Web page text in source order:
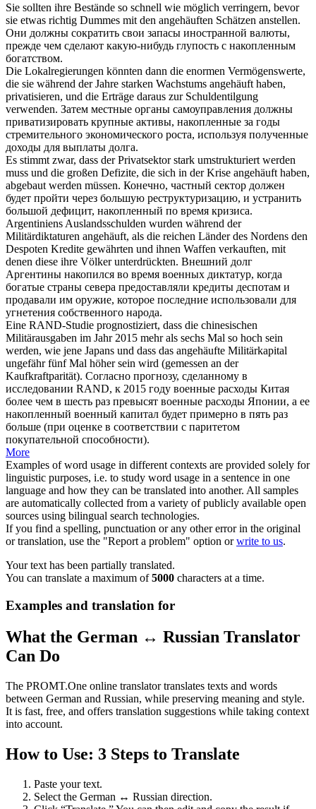
Sie sollten ihre Bestände so schnell wie möglich verringern, bevor
sie etwas richtig Dummes mit den angehäuften Schätzen anstellen.
Они должны сократить свои запасы иностранной валюты,
прежде чем сделают какую-нибудь глупость с накопленным
богатством.
Die Lokalregierungen könnten dann die enormen Vermögenswerte,
die sie während der Jahre starken Wachstums angehäuft haben,
privatisieren, und die Erträge daraus zur Schuldentilgung
verwenden. Затем местные органы самоуправления должны
приватизировать крупные активы, накопленные за годы
стремительного экономического роста, используя полученные
доходы для выплаты долга.
Es stimmt zwar, dass der Privatsektor stark umstrukturiert werden
muss und die großen Defizite, die sich in der Krise angehäuft haben,
abgebaut werden müssen. Конечно, частный сектор должен
будет пройти через большую реструктуризацию, и устранить
большой дефицит, накопленный по время кризиса.
Argentiniens Auslandsschulden wurden während der
Militärdiktaturen angehäuft, als die reichen Länder des Nordens den
Despoten Kredite gewährten und ihnen Waffen verkauften, mit
denen diese ihre Völker unterdrückten. Внешний долг
Аргентины накопился во время военных диктатур, когда
богатые страны севера предоставляли кредиты деспотам и
продавали им оружие, которое последние использовали для
угнетения собственного народа.
Eine RAND-Studie prognostiziert, dass die chinesischen
Militärausgaben im Jahr 2015 mehr als sechs Mal so hoch sein
werden, wie jene Japans und dass das angehäufte Militärkapital
ungefähr fünf Mal höher sein wird (gemessen an der
Kaufkraftparität). Согласно прогнозу, сделанному в
исследовании RAND, к 2015 году военные расходы Китая
более чем в шесть раз превысят военные расходы Японии, а ее
накопленный военный капитал будет примерно в пять раз
больше (при оценке в соответствии с паритетом
покупательной способности).
More
Examples of word usage in different contexts are provided solely for
linguistic purposes, i.e. to study word usage in a sentence in one
language and how they can be translated into another. All samples
are automatically collected from a variety of publicly available open
sources using bilingual search technologies.
If you find a spelling, punctuation or any other error in the original
or translation, use the "Report a problem" option orwrite to us.
Your text has been partially translated.
You can translate a maximum of5000 characters at a time.
Examples and translation for
What the German ↔ Russian Translator
Can Do
The PROMT.One online translator translates texts and words
between German and Russian, while preserving meaning and style.
It is fast, free, and offers translation suggestions while taking context
into account.
How to Use: 3 Steps to Translate
Paste your text.
Select the German ↔ Russian direction.